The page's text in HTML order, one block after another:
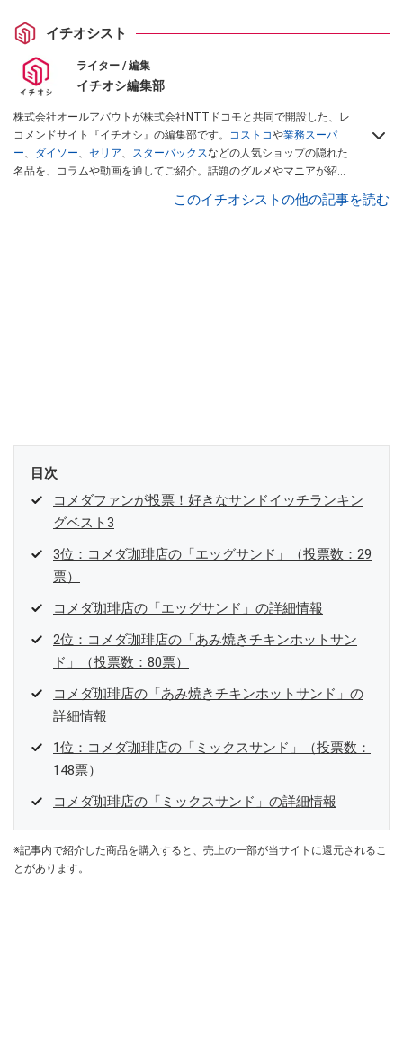
イチオシスト
ライター / 編集
イチオシ編集部
株式会社オールアバウトが株式会社NTTドコモと共同で開設した、レ
コメンドサイト『イチオシ』の編集部です。 コストコや業務スーパ
ー、 ダイソー、 セリア、 スターバックスなどの人気ショップの隠れた
名品を、コラムや動画を通してご紹介。話題のグルメやマニアが紹介
インフルエンサーが実際に使用してレビューしています。毎日トレン
このイチオシストの他の記事を読む
目次
コメダファンが投票！好きなサンドイッチランキン
グベスト3
3位：コメダ珈琲店の「エッグサンド」（投票数：29
票）
コメダ珈琲店の「エッグサンド」の詳細情報
2位：コメダ珈琲店の「あみ焼きチキンホットサン
ド」（投票数：80票）
コメダ珈琲店の「あみ焼きチキンホットサンド」の
詳細情報
1位：コメダ珈琲店の「ミックスサンド」（投票数：
148票）
コメダ珈琲店の「ミックスサンド」の詳細情報
※記事内で紹介した商品を購入すると、売上の一部が当サイトに還元されるこ
とがあります。